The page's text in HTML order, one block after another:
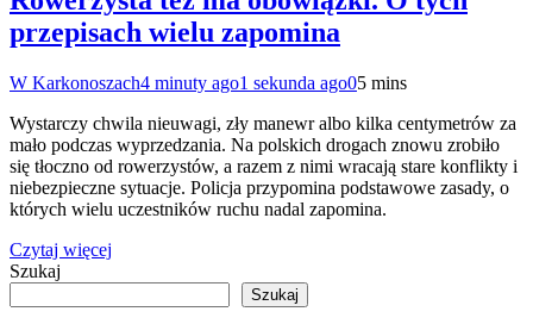
przepisach wielu zapomina
W Karkonoszach4 minuty ago1 sekunda ago05 mins
Wystarczy chwila nieuwagi, zły manewr albo kilka centymetrów za
mało podczas wyprzedzania. Na polskich drogach znowu zrobiło
się tłoczno od rowerzystów, a razem z nimi wracają stare konflikty i
niebezpieczne sytuacje. Policja przypomina podstawowe zasady, o
których wielu uczestników ruchu nadal zapomina.
Czytaj więcej
Szukaj
Szukaj